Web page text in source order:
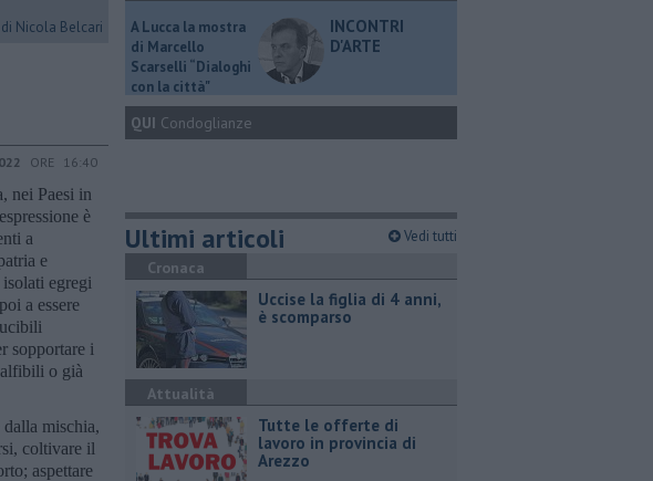
Nicola Belcari
ORE 16:40
nei Paesi in
è
a
e
egregi
a essere
sopportare i
o già
mischia,
coltivare il
aspettare
A Lucca la mostra
di Marcello
Scarselli “Dialoghi
con la città"
INCONTRI
D'ARTE
QUI Condoglianze
Ultimi articoli Vedi tutti
Cronaca
Uccise la figlia di 4 anni,
è scomparso
Attualità
​Tutte le offerte di
lavoro in provincia di
Arezzo